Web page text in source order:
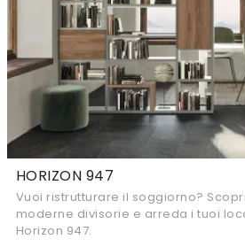
HORIZON 947
Vuoi ristrutturare il soggiorno?
moderne divisorie e arreda i tuoi
Horizon 947.